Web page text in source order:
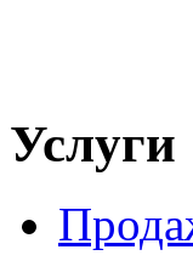
Услуги